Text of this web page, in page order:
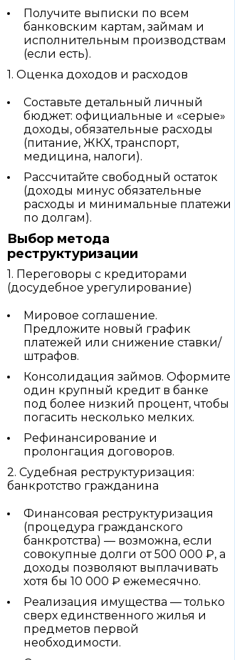
Получите выписки по всем
банковским картам, займам и
исполнительным производствам
(если есть).
1. Оценка доходов и расходов
Составьте детальный личный
бюджет: официальные и «серые»
доходы, обязательные расходы
(питание, ЖКХ, транспорт,
медицина, налоги).
Рассчитайте свободный остаток
(доходы минус обязательные
расходы и минимальные платежи
по долгам).
Выбор метода
реструктуризации
1. Переговоры с кредиторами
(досудебное урегулирование)
Мировое соглашение.
Предложите новый график
платежей или снижение ставки/
штрафов.
Консолидация займов. Оформите
один крупный кредит в банке
под более низкий процент, чтобы
погасить несколько мелких.
Рефинансирование и
пролонгация договоров.
2. Судебная реструктуризация:
банкротство гражданина
Финансовая реструктуризация
(процедура гражданского
банкротства) — возможна, если
совокупные долги от 500 000 ₽, а
доходы позволяют выплачивать
хотя бы 10 000 ₽ ежемесячно.
Реализация имущества — только
сверх единственного жилья и
предметов первой
необходимости.